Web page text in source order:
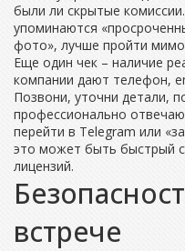
были ли скрытые
упоминаются
фото», лучше пройти
Еще один чек – наличие
компании дают телефон,
Позвони, уточни детали,
профессионально
перейти в Telegram или
это может быть быстрый
лицензий.
встрече